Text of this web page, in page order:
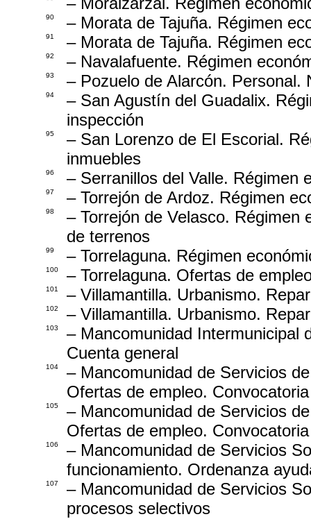
90 – Morata de Tajuña. Régimen
91 – Morata de Tajuña. Régimen
92 – Navalafuente. Régimen
93 – Pozuelo de Alarcón. Personal.
94
– San Agustín del Guadalix.
inspección
95
– San Lorenzo de El Escorial.
inmuebles
96 – Serranillos del Valle. Régimen
97 – Torrejón de Ardoz. Régimen
98
– Torrejón de Velasco. Régimen
de terrenos
99 – Torrelaguna. Régimen
100 – Torrelaguna. Ofertas de
101 – Villamantilla. Urbanismo.
102 – Villamantilla. Urbanismo.
103
– Mancomunidad Intermunicipal
Cuenta general
104
– Mancomunidad de Servicios
Ofertas de empleo.
105
– Mancomunidad de Servicios
Ofertas de empleo.
106
– Mancomunidad de Servicios
funcionamiento. Ordenanza
107
– Mancomunidad de Servicios
procesos selectivos